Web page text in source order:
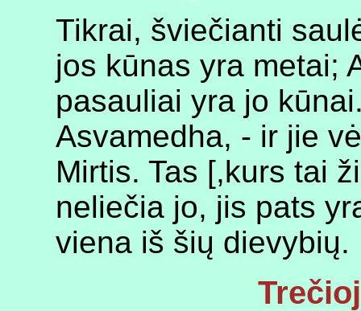
Tikrai, šviečianti
jos kūnas yra metai;
pasauliai yra jo
Asvamedha, - ir jie
Mirtis. Tas [,kurs tai
neliečia jo, jis pats
viena iš šių dievybių.